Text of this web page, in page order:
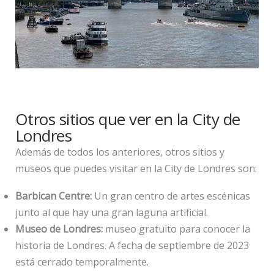
Otros sitios que ver en la City de
Londres
Además de todos los anteriores, otros sitios y
museos que puedes visitar en la City de Londres son:
Barbican Centre:Un gran centro de artes escénicas
junto al que hay una gran laguna artificial.
Museo de Londres: museo gratuito para conocer la
historia de Londres. A fecha de septiembre de 2023
está cerrado temporalmente.